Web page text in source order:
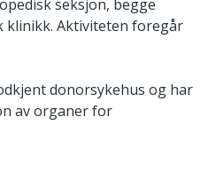
seksjon, begge
Aktiviteten foregår
donorsykehus og har
av organer for